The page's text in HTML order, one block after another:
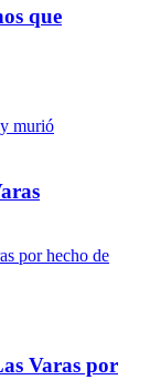
que
Varas por